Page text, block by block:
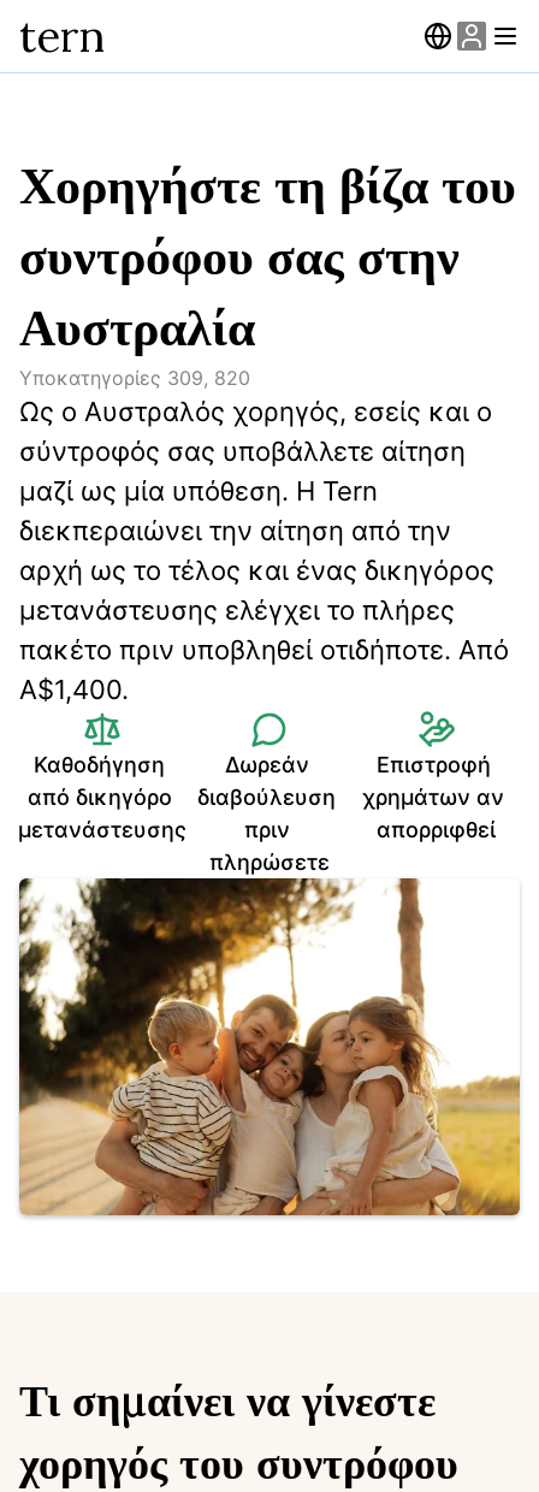
tern
Χορηγήστε τη βίζα του
συντρόφου σας στην
Αυστραλία
Υποκατηγορίες 309, 820
Ως ο Αυστραλός χορηγός, εσείς και ο
σύντροφός σας υποβάλλετε αίτηση
μαζί ως μία υπόθεση. Η Tern
διεκπεραιώνει την αίτηση από την
αρχή ως το τέλος και ένας δικηγόρος
μετανάστευσης ελέγχει το πλήρες
πακέτο πριν υποβληθεί οτιδήποτε. Από
A$1,400.
Καθοδήγηση
από δικηγόρο
μετανάστευσης
Δωρεάν
διαβούλευση
πριν
πληρώσετε
Επιστροφή
χρημάτων αν
απορριφθεί
Τι σημαίνει να γίνεστε
χορηγός του συντρόφου